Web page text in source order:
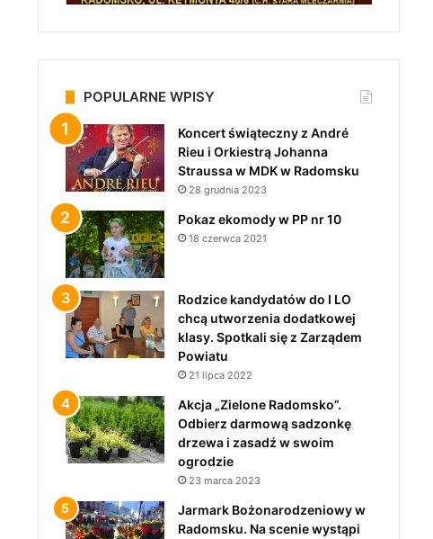
POPULARNE WPISY
Koncert świąteczny z André
Rieu i Orkiestrą Johanna
Straussa w MDK w Radomsku
28 grudnia 2023
Pokaz ekomody w PP nr 10
18 czerwca 2021
Rodzice kandydatów do I LO
chcą utworzenia dodatkowej
klasy. Spotkali się z Zarządem
Powiatu
21 lipca 2022
Akcja „Zielone Radomsko”.
Odbierz darmową sadzonkę
drzewa i zasadź w swoim
ogrodzie
23 marca 2023
Jarmark Bożonarodzeniowy w
Radomsku. Na scenie wystąpi